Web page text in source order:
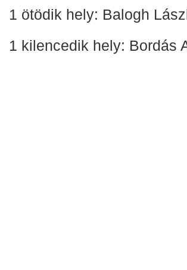
1 ötödik hely: Balogh
1 kilencedik hely: Bordás